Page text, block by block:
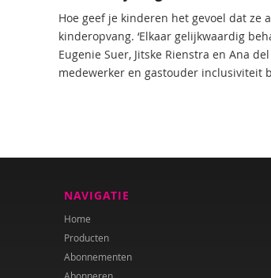
Hoe geef je kinderen het gevoel dat
kinderopvang. ‘Elkaar gelijkwaardig
Eugenie Suer, Jitske Rienstra en Ana
medewerker en gastouder inclusiviteit
NAVIGATIE
Home
Producten
Abonnementen